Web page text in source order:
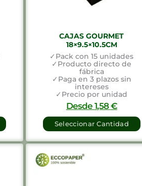
CAJAS GOURMET
18×9.5×10.5CM
✓Pack con 15 unidades
✓Producto directo de
fábrica
✓Paga en 3 plazos sin
intereses
✓Precio por unidad
Desde1,58€
Seleccionar Cantidad